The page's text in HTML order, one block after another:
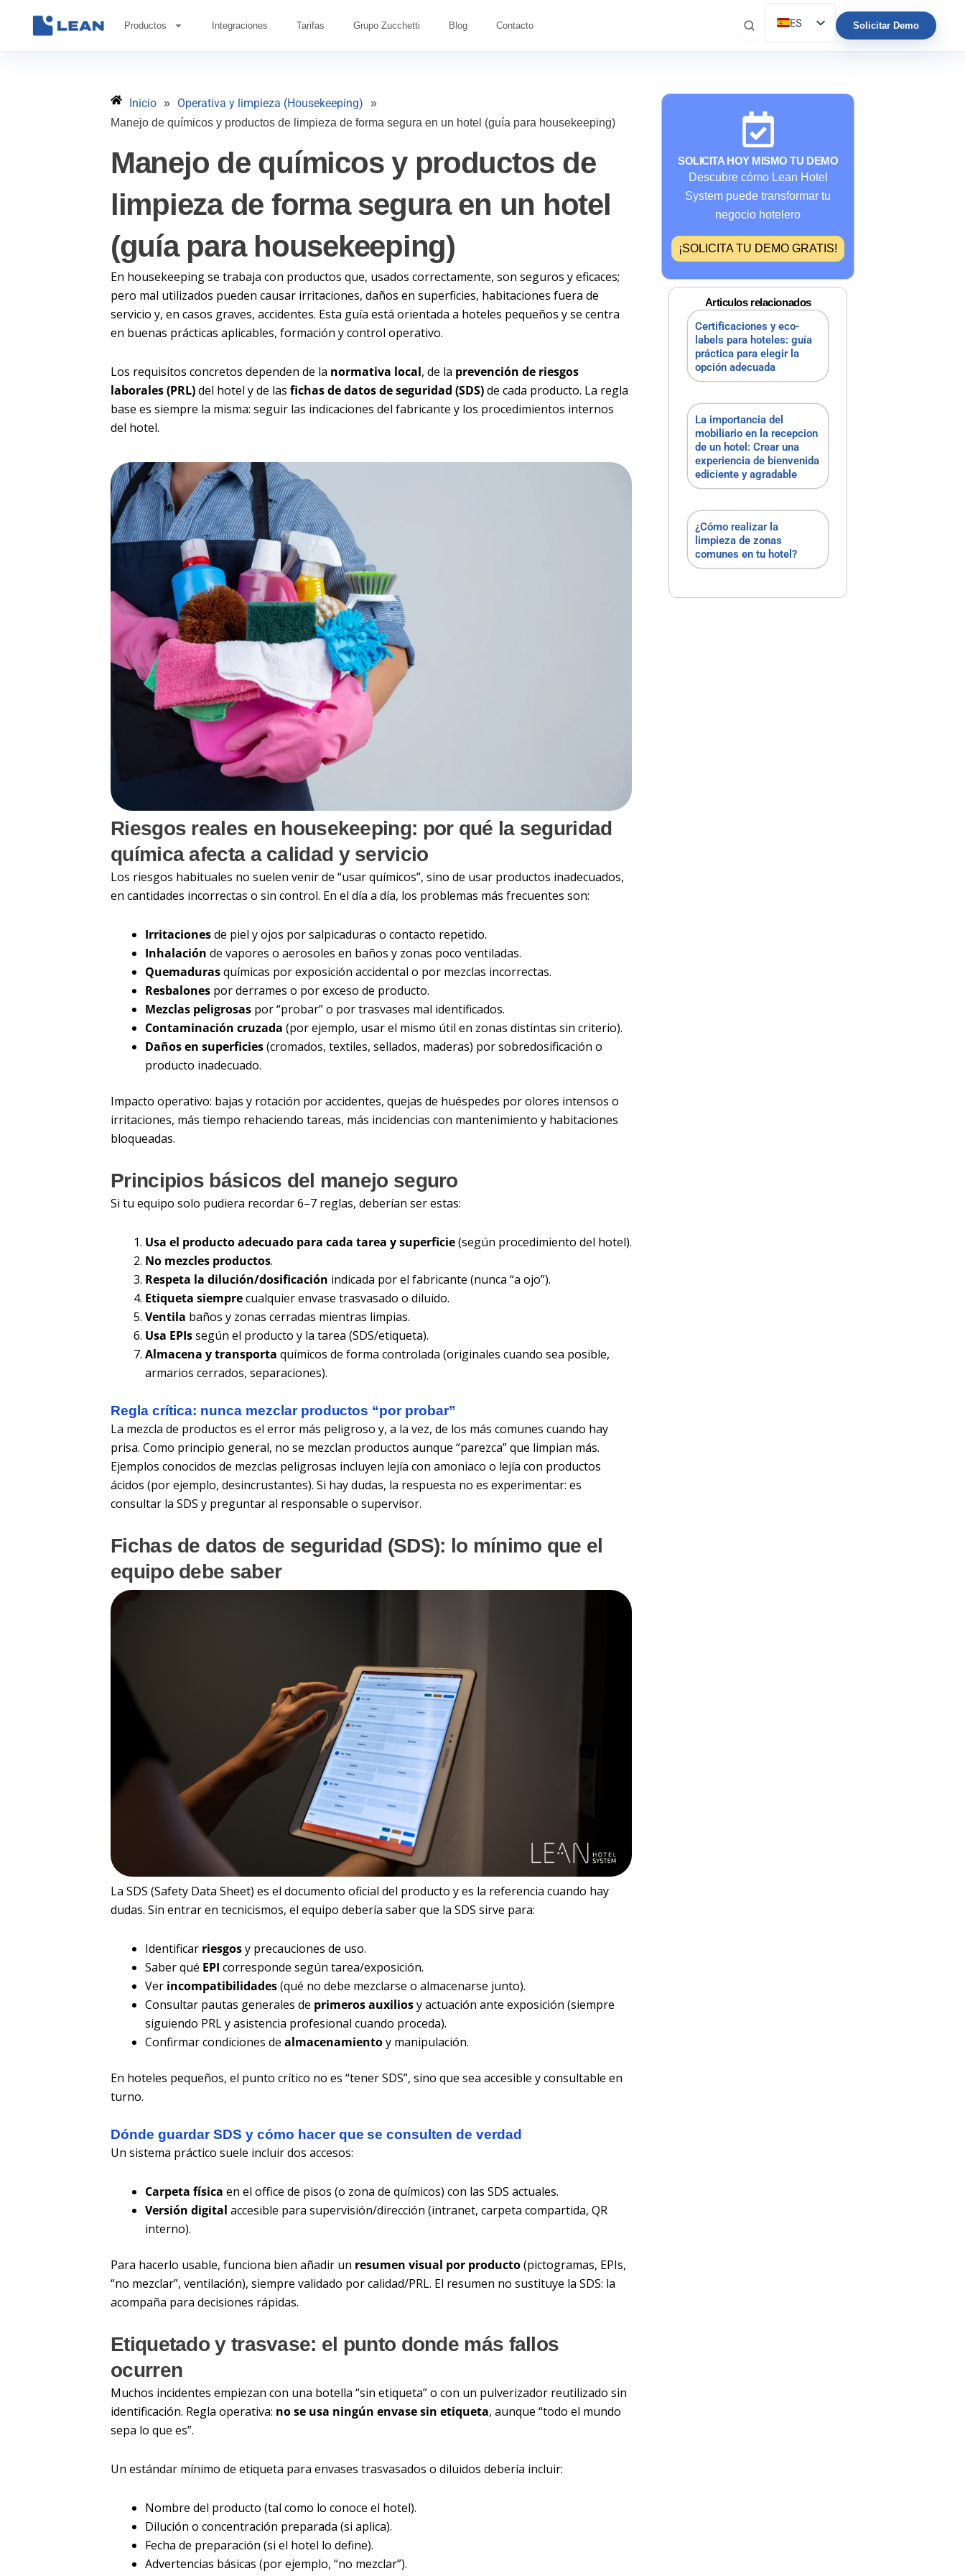
Productos Integraciones Tarifas Grupo Zucchetti Blog Contacto
ES
EN
FR
Solicitar Demo
Inicio » Operativa y limpieza (Housekeeping)
»
Manejo de químicos y productos de limpieza de forma segura en un hotel (guía para housekeeping)
Manejo de químicos y productos de
limpieza de forma segura en un hotel
(guía para housekeeping)
En housekeeping se trabaja con productos que, usados correctamente, son seguros y eficaces;
pero mal utilizados pueden causar irritaciones, daños en superficies, habitaciones fuera de
servicio y, en casos graves, accidentes. Esta guía está orientada a hoteles pequeños y se centra
en buenas prácticas aplicables, formación y control operativo.
Los requisitos concretos dependen de la normativa local, de la prevención de riesgos
laborales (PRL)del hotel y de las fichas de datos de seguridad (SDS)de cada producto. La regla
base es siempre la misma: seguir las indicaciones del fabricante y los procedimientos internos
del hotel.
Riesgos reales en housekeeping: por qué la seguridad
química afecta a calidad y servicio
Los riesgos habituales no suelen venir de “usar químicos”, sino de usar productos inadecuados,
en cantidades incorrectas o sin control. En el día a día, los problemas más frecuentes son:
Irritacionesde piel y ojos por salpicaduras o contacto repetido.
Inhalación de vapores o aerosoles en baños y zonas poco ventiladas.
Quemadurasquímicas por exposición accidental o por mezclas incorrectas.
Resbalones por derrames o por exceso de producto.
Mezclas peligrosas por “probar” o por trasvases mal identificados.
Contaminación cruzada (por ejemplo, usar el mismo útil en zonas distintas sin criterio).
Daños en superficies(cromados, textiles, sellados, maderas) por sobredosificación o
producto inadecuado.
Impacto operativo: bajas y rotación por accidentes, quejas de huéspedes por olores intensos o
irritaciones, más tiempo rehaciendo tareas, más incidencias con mantenimiento y habitaciones
bloqueadas.
Principios básicos del manejo seguro
Si tu equipo solo pudiera recordar 6–7 reglas, deberían ser estas:
Usa el producto adecuado para cada tarea y superficie(según procedimiento del hotel).
No mezcles productos.
Respeta la dilución/dosificación indicada por el fabricante (nunca “a ojo”).
Etiqueta siemprecualquier envase trasvasado o diluido.
Ventila baños y zonas cerradas mientras limpias.
Usa EPIssegún el producto y la tarea (SDS/etiqueta).
Almacena y transporta químicos de forma controlada (originales cuando sea posible,
armarios cerrados, separaciones).
Regla crítica: nunca mezclar productos “por probar”
La mezcla de productos es el error más peligroso y, a la vez, de los más comunes cuando hay
prisa. Como principio general, no se mezclan productos aunque “parezca” que limpian más.
Ejemplos conocidos de mezclas peligrosas incluyen lejía con amoniaco o lejía con productos
ácidos (por ejemplo, desincrustantes). Si hay dudas, la respuesta no es experimentar: es
consultar la SDS y preguntar al responsable o supervisor.
Fichas de datos de seguridad (SDS): lo mínimo que el
equipo debe saber
La SDS (Safety Data Sheet) es el documento oficial del producto y es la referencia cuando hay
dudas. Sin entrar en tecnicismos, el equipo debería saber que la SDS sirve para:
Identificar riesgosy precauciones de uso.
Saber qué EPI corresponde según tarea/exposición.
Ver incompatibilidades(qué no debe mezclarse o almacenarse junto).
Consultar pautas generales de primeros auxiliosy actuación ante exposición (siempre
siguiendo PRL y asistencia profesional cuando proceda).
Confirmar condiciones de almacenamientoy manipulación.
En hoteles pequeños, el punto crítico no es “tener SDS”, sino que sea accesible y consultable en
turno.
Dónde guardar SDS y cómo hacer que se consulten de verdad
Un sistema práctico suele incluir dos accesos:
Carpeta física en el office de pisos (o zona de químicos) con las SDS actuales.
Versión digital accesible para supervisión/dirección (intranet, carpeta compartida, QR
interno).
Para hacerlo usable, funciona bien añadir un resumen visual por producto(pictogramas, EPIs,
“no mezclar”, ventilación), siempre validado por calidad/PRL. El resumen no sustituye la SDS: la
acompaña para decisiones rápidas.
Etiquetado y trasvase: el punto donde más fallos
ocurren
Muchos incidentes empiezan con una botella “sin etiqueta” o con un pulverizador reutilizado sin
identificación. Regla operativa: no se usa ningún envase sin etiqueta, aunque “todo el mundo
sepa lo que es”.
Un estándar mínimo de etiqueta para envases trasvasados o diluidos debería incluir:
Nombre del producto (tal como lo conoce el hotel).
Dilución o concentración preparada (si aplica).
Fecha de preparación (si el hotel lo define).
Advertencias básicas (por ejemplo, “no mezclar”).
SOLICITA HOY MISMO TU DEMO
Descubre cómo Lean Hotel
System puede transformar tu
negocio hotelero
¡SOLICITA TU DEMO GRATIS!
Articulos relacionados
Certificaciones y eco-
labels para hoteles: guía
práctica para elegir la
opción adecuada
La importancia del
mobiliario en la recepcion
de un hotel: Crear una
experiencia de bienvenida
ediciente y agradable
¿Cómo realizar la
limpieza de zonas
comunes en tu hotel?